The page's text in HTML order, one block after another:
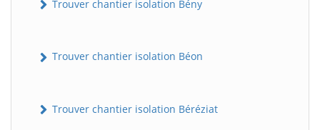
Trouver chantier isolation Bény
Trouver chantier isolation Béon
Trouver chantier isolation Béréziat